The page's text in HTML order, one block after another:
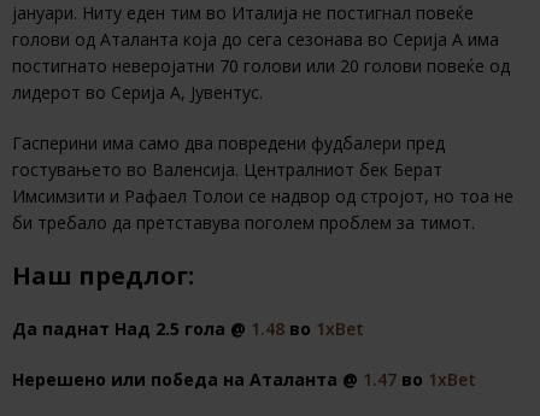
јануари. Ниту еден тим во Италија не постигнал повеќе
голови од Аталанта која до сега сезонава во Серија А има
постигнато неверојатни 70 голови или 20 голови повеќе од
лидерот во Серија А, Јувентус.
Гасперини има само два повредени фудбалери пред
гостувањето во Валенсија. Централниот бек Берат
Имсимзити и Рафаел Толои се надвор од стројот, но тоа не
би требало да претставува поголем проблем за тимот.
Наш предлог:
Да паднат Над 2.5 гола @ 1.48 во 1хBet
Нерешено или победа на Аталанта @ 1.47 во 1хBet